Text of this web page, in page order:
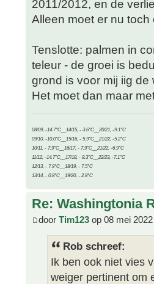
2011/2012, en de
Alleen moet er nu
Tenslotte: palmen in
teleur - de groei is
grond is voor mij iig de
Het moet dan maar
08/09, -14.7°C__14/15, - 3.6°C__20/21, -9.1°C
09/10, -10.0°C__15/16, - 5.9°C__21/22, -5.2°C
10/11, - 7.9°C__16/17, - 7.9°C__21/22, -6.9°C
11/12, -14.7°C__17/18, - 8.3°C__22/23, -7.1°C
12/13, - 7.9°C__18/19, - 7.5°C
13/14, - 0.8°C__19/20, - 2.8°C
Re: Washingtonia
door Tim123 op 08 mei
Rob schreef:
Ik ben ook niet vies
weiger pertinent om